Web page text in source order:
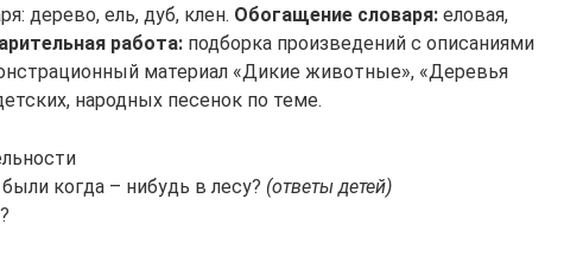
дерево, ель, дуб, клен. Обогащение словаря: еловая,
работа: подборка произведений с описаниями
материал «Дикие животные», «Деревья
народных песенок по теме.
когда – нибудь в лесу? (ответы детей)